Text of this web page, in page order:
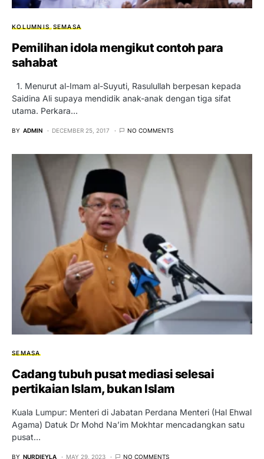
KOLUMNIS SEMASA
Pemilihan idola mengikut contoh para
sahabat
1. Menurut al-Imam al-Suyuti, Rasulullah berpesan kepada
Saidina Ali supaya mendidik anak-anak dengan tiga sifat
utama. Perkara…
BY ADMIN DECEMBER 25, 2017 NO COMMENTS
SEMASA
Cadang tubuh pusat mediasi selesai
pertikaian Islam, bukan Islam
Kuala Lumpur: Menteri di Jabatan Perdana Menteri (Hal Ehwal
Agama) Datuk Dr Mohd Na’im Mokhtar mencadangkan satu
pusat…
BY NURDIEYLA MAY 29, 2023 NO COMMENTS